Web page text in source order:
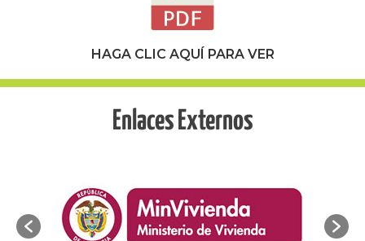
HAGA CLIC AQUÍ PARA VER
Enlaces Externos